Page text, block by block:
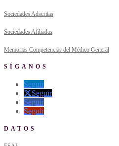
Sociedades Adscritas
Sociedades Afiliadas
Memorias Competencias del Médico General
SÍGANOS
Seguir
Seguir
Seguir
Seguir
DATOS